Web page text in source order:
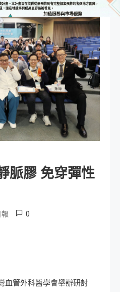
脈膠 免穿彈性
0
血管外科醫學會舉辦研討